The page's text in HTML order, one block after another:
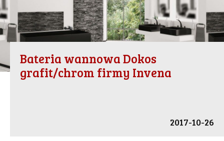
Bateria wannowa Dokos
grafit/chrom firmy Invena
2017-10-26